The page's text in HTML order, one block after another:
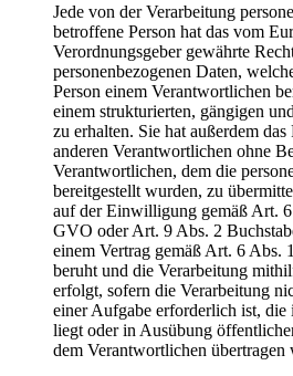
Jede von der Verarbeitung
betroffene Person hat das vom
Verordnungsgeber gewährte
personenbezogenen Daten,
Person einem Verantwortlichen
einem strukturierten, gängigen
zu erhalten. Sie hat außerdem
anderen Verantwortlichen ohne
Verantwortlichen, dem die
bereitgestellt wurden, zu
auf der Einwilligung gemäß Art.
GVO oder Art. 9 Abs. 2
einem Vertrag gemäß Art. 6 Abs.
beruht und die Verarbeitung
erfolgt, sofern die Verarbeitung
einer Aufgabe erforderlich ist, die
liegt oder in Ausübung
dem Verantwortlichen übertragen